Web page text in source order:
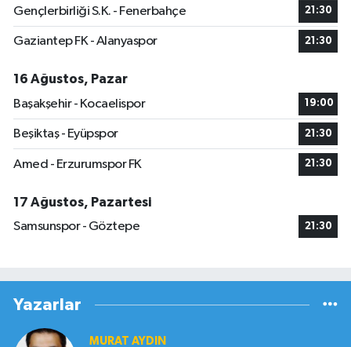
Gençlerbirliği S.K. - Fenerbahçe 21:30
Gaziantep FK - Alanyaspor 21:30
16 Ağustos, Pazar
Başakşehir - Kocaelispor
19:00
Beşiktaş - Eyüpspor 21:30
Amed - Erzurumspor FK 21:30
17 Ağustos, Pazartesi
Samsunspor - Göztepe
21:30
Yazarlar
MURAT AYDIN